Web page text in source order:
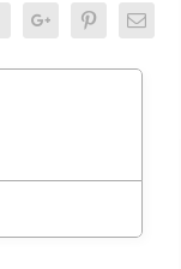
TumblrGoogle+PinterestEmail